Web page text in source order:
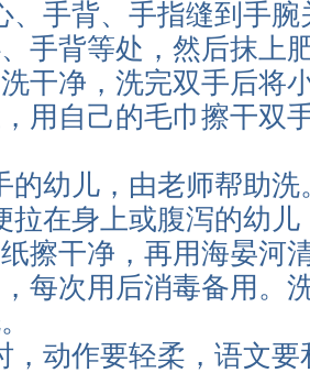
、手背、手指缝到手
手背等处，然后抹上
干净，洗完双手后将
用自己的毛巾擦干双
的幼儿，由老师帮助洗
拉在身上或腹泻的幼
擦干净，再用海晏河
每次用后消毒备用。
，动作要轻柔，语文